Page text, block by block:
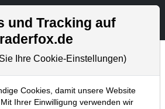
Aktien- und Artikelsuche
und Tracking auf
Ihre Cookie-Einstellungen)
Cookies, damit unsere Website
Ihrer Einwilligung verwenden wir